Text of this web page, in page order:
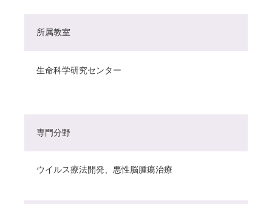
所属教室
生命科学研究センター
専門分野
ウイルス療法開発、悪性脳腫瘍治療